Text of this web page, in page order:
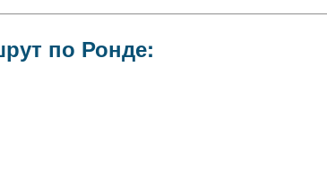
по Ронде: